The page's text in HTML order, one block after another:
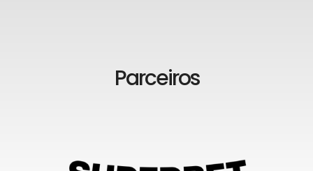
Parceiros